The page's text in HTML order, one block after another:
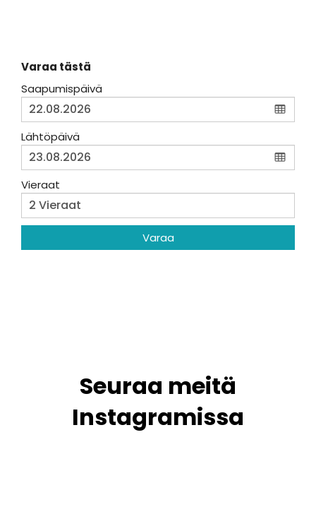
Varaa tästä
Saapumispäivä
Lähtöpäivä
Vieraat
Varaa
Seuraa meitä
Instagramissa